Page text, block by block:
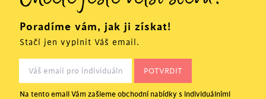
Poradíme vám, jak ji získat!
Stačí jen vyplnit Váš email.
Na tento email Vám zašleme obchodní nabídky s individuálními